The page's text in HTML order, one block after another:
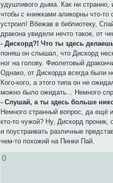
удушливого дыма. Как ни странно,
чтобы с книжками аликорны что-то
устроил! Вбежав в библиотеку,
дракона увидели нечто такое, от
- Дискорд?! Что ты здесь
поняш он слышал, что Дискорд
ног на голову. Фиолетовый
Однако, от Дискорда всегда были
Кого-кого, а этого типа он не
можно было ожидать... Немного
- Слушай, а ты здесь больше
Немного странный вопрос, да ещё
кто-то чужой? Ну, Дискорд
и поустраивать различные
чем-то похожий на Пинки Пай.
0